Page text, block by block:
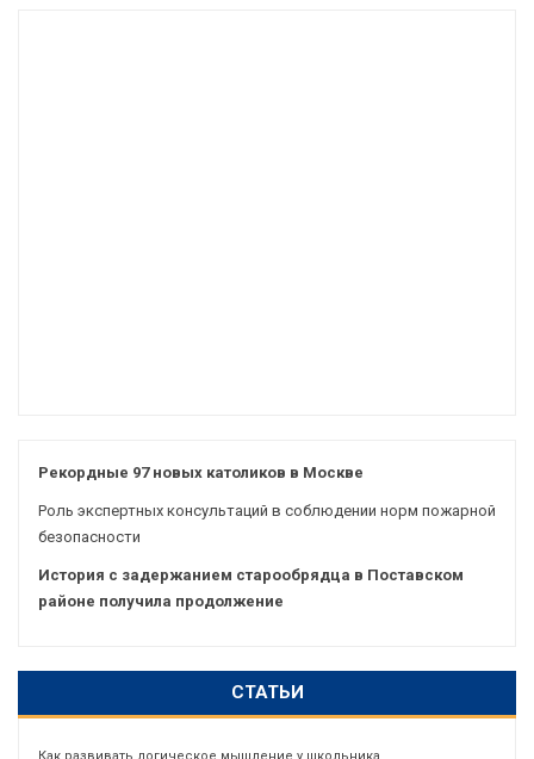
Рекордные 97 новых католиков в Москве
Роль экспертных консультаций в соблюдении норм пожарной
безопасности
История с задержанием старообрядца в Поставском
районе получила продолжение
СТАТЬИ